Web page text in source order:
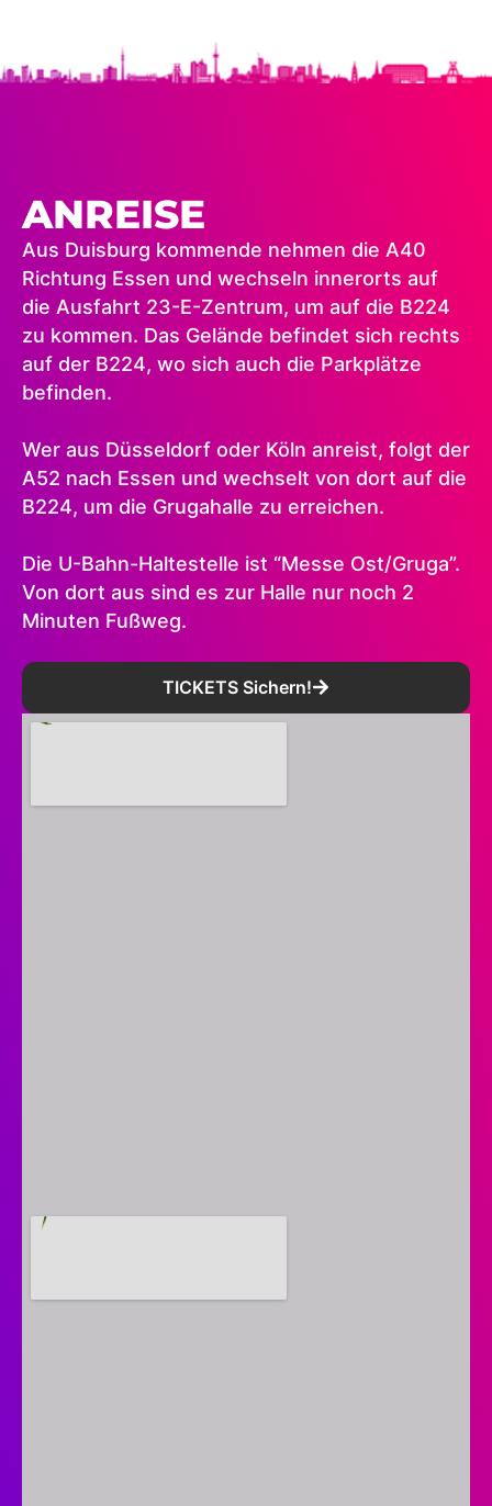
ANREISE
Aus Duisburg kommende nehmen die A40
Richtung Essen und wechseln innerorts auf
die Ausfahrt 23-E-Zentrum, um auf die B224
zu kommen. Das Gelände befindet sich rechts
auf der B224, wo sich auch die Parkplätze
befinden.
Wer aus Düsseldorf oder Köln anreist, folgt der
A52 nach Essen und wechselt von dort auf die
B224, um die Grugahalle zu erreichen.
Die U-Bahn-Haltestelle ist “Messe Ost/Gruga”.
Von dort aus sind es zur Halle nur noch 2
Minuten Fußweg.
TICKETS Sichern!